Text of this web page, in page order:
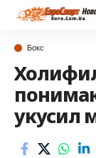
Бокс
укусил